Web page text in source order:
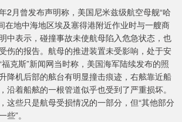
2月曾发布声明称，美国尼米兹级航空母舰“哈
在地中海地区埃及塞得港附近作业时与一艘商
中表示，碰撞事故未使航母陷入危急状态，也
伤的报告。航母的推进装置未受影响，处于安
克斯”新闻网当时称，美国海军陆续发布的照
降机后部的舷台有明显撞击痕迹，右舷靠近船
沿着船舷的一根管道似乎也受到了严重损坏。
这些只是航母受损情况的一部分，但“其他部分
”。